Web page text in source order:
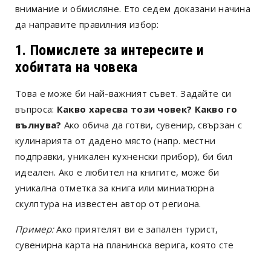
внимание и обмисляне. Ето седем доказани начина
да направите правилния избор:
1. Помислете за интересите и
хобитата на човека
Това е може би най-важният съвет. Задайте си
въпроса: Какво харесва този човек? Какво го
вълнува? Ако обича да готви, сувенир, свързан с
кулинарията от дадено място (напр. местни
подправки, уникален кухненски прибор), би бил
идеален. Ако е любител на книгите, може би
уникална отметка за книга или миниатюрна
скулптура на известен автор от региона.
Пример:Ако приятелят ви е запален турист,
сувенирна карта на планинска верига, която сте